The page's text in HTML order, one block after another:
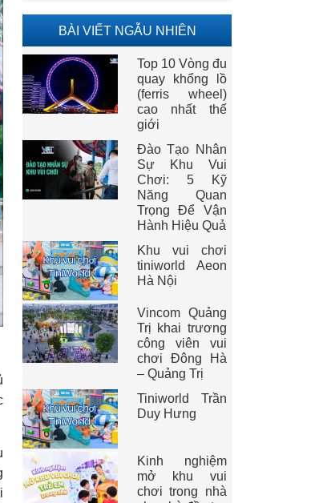
BÀI VIẾT NGẪU NHIÊN
Top 10 Vòng đu
quay khổng lồ
(ferris wheel)
cao nhất thế
giới
Đào Tạo Nhân
Sự Khu Vui
Chơi: 5 Kỹ
Năng Quan
Trọng Để Vận
Hành Hiệu Quả
Khu vui chơi
tiniworld Aeon
Hà Nội
Vincom Quảng
Trị khai trương
công viên vui
chơi Đông Hà
– Quảng Trị
Tiniworld Trần
Duy Hưng
Kinh nghiệm
mở khu vui
chơi trong nhà